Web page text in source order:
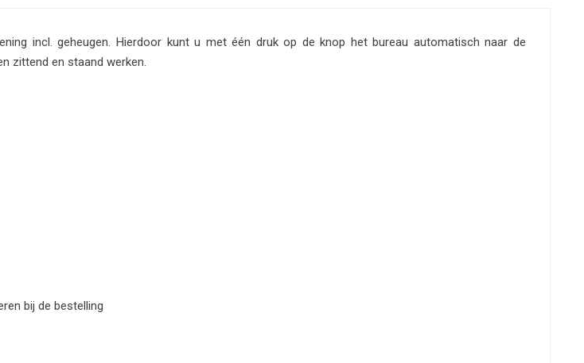
incl. geheugen. Hierdoor kunt u met één druk op de knop het bureau automatisch naar de
zittend en staand werken.
bij de bestelling